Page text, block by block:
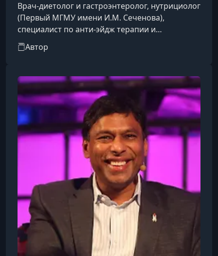
Врач-диетолог и гастроэнтеролог, нутрициолог
(Первый МГМУ имени И.М. Сеченова),
специалист по анти-эйдж терапии и
организатор здравоохранения с более чем 13-
летним опытом работы. Член Ассоциации
медицины PreventAge, участник Ассоциации
спикеров СНГ.
Автор